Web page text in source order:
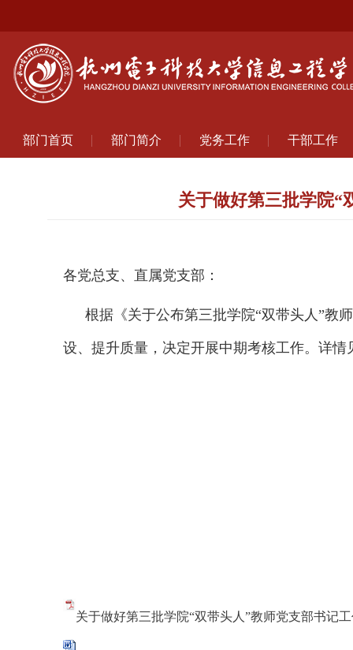
部门首页 部门简介 党务工作 干部工作
关于做好第三批学院“
各党总支、直属党支部：
根据《关于公布第三批学院“双带头人”教
设、提升质量，决定开展中期考核工作。 详情
关于做好第三批学院“双带头人”教师党支部书记